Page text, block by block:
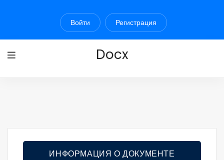
Войти Регистрация
Docx
ИНФОРМАЦИЯ О ДОКУМЕНТЕ